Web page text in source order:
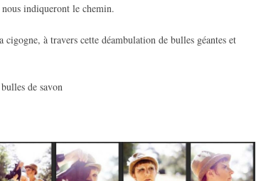
indiqueront le chemin.
cigogne, à travers cette déambulation de bulles géantes et
de savon